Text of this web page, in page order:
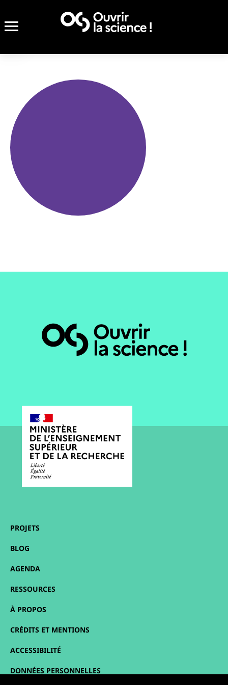
PROJETS
BLOG
AGENDA
RESSOURCES
À PROPOS
CRÉDITS ET MENTIONS
ACCESSIBILITÉ
DONNÉES PERSONNELLES